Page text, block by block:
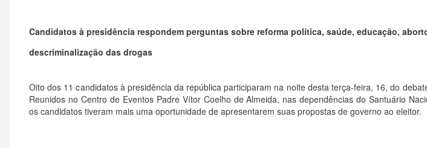
Candidatos à presidência respondem perguntas sobre reforma política, saúde, educação,
descriminalização das drogas
Oito dos 11 candidatos à presidência da república participaram na noite desta terça-feira, 16, do
Reunidos no Centro de Eventos Padre Vítor Coelho de Almeida, nas dependências do Santuário
os candidatos tiveram mais uma oportunidade de apresentarem suas propostas de governo ao eleitor.